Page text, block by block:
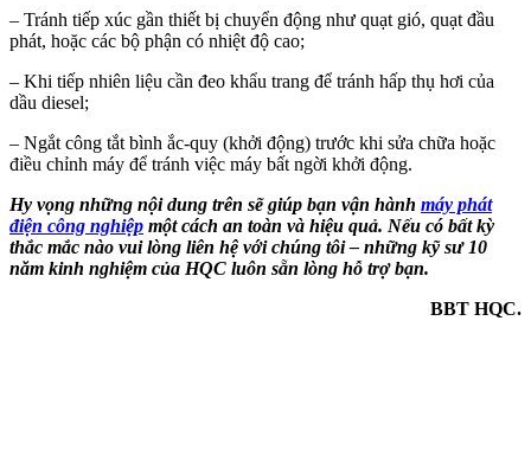
– Tránh tiếp xúc gần thiết bị chuyển động như quạt gió, quạt đầu
phát, hoặc các bộ phận có nhiệt độ cao;
– Khi tiếp nhiên liệu cần đeo khẩu trang để tránh hấp thụ hơi của
dầu diesel;
– Ngắt công tắt bình ắc-quy (khởi động) trước khi sửa chữa hoặc
điều chỉnh máy để tránh việc máy bất ngời khởi động.
Hy vọng những nội dung trên sẽ giúp bạn vận hành máy phát
điện công nghiệp một cách an toàn và hiệu quả. Nếu có bất kỳ
thắc mắc nào vui lòng liên hệ với chúng tôi – những kỹ sư 10
năm kinh nghiệm của HQC luôn sẵn lòng hỗ trợ bạn.
BBT HQC.